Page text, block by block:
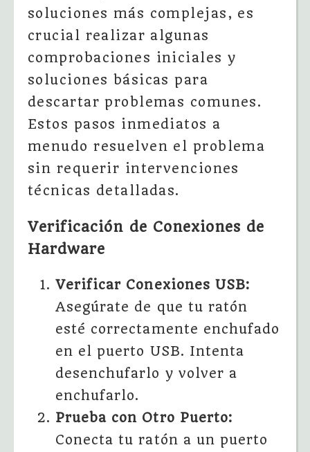
soluciones más complejas, es
crucial realizar algunas
comprobaciones iniciales y
soluciones básicas para
descartar problemas comunes.
Estos pasos inmediatos a
menudo resuelven el problema
sin requerir intervenciones
técnicas detalladas.
Verificación de Conexiones de
Hardware
Verificar Conexiones USB:
Asegúrate de que tu ratón
esté correctamente enchufado
en el puerto USB. Intenta
desenchufarlo y volver a
enchufarlo.
Prueba con Otro Puerto:
Conecta tu ratón a un puerto